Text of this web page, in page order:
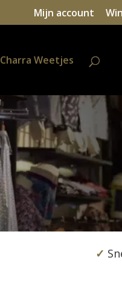
Mijn account
Charra Weetjes
✓